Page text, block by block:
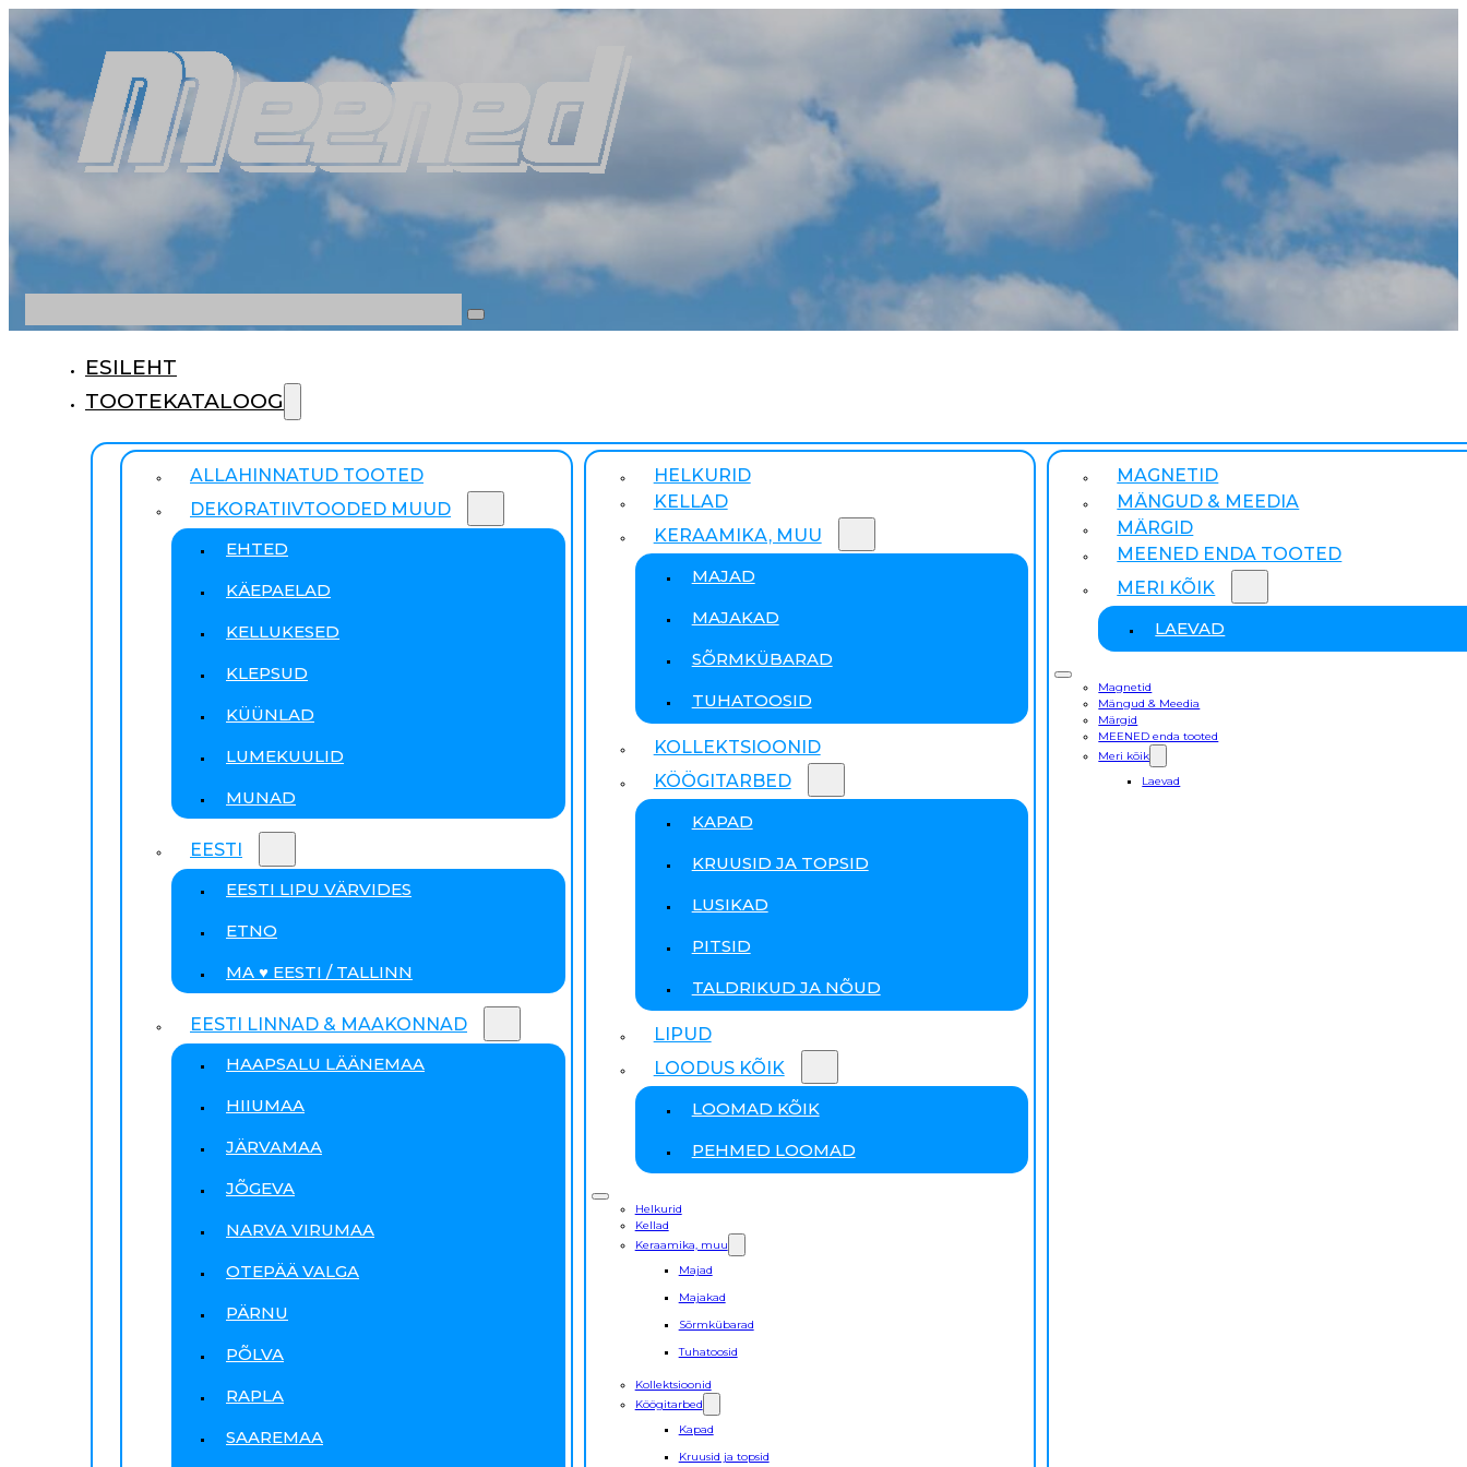
ESILEHT
TOOTEKATALOOG
ALLAHINNATUD TOOTED
DEKORATIIVTOODED MUUD
EHTED
KÄEPAELAD
KELLUKESED
KLEPSUD
KÜÜNLAD
LUMEKUULID
MUNAD
EESTI
EESTI LIPU VÄRVIDES
ETNO
MA ♥ EESTI / TALLINN
EESTI LINNAD & MAAKONNAD
HAAPSALU LÄÄNEMAA
HIIUMAA
JÄRVAMAA
JÕGEVA
NARVA VIRUMAA
OTEPÄÄ VALGA
PÄRNU
PÕLVA
RAPLA
SAAREMAA
HELKURID
KELLAD
KERAAMIKA, MUU
MAJAD
MAJAKAD
SÕRMKÜBARAD
TUHATOOSID
KOLLEKTSIOONID
KÖÖGITARBED
KAPAD
KRUUSID JA TOPSID
LUSIKAD
PITSID
TALDRIKUD JA NÕUD
LIPUD
LOODUS KÕIK
LOOMAD KÕIK
PEHMED LOOMAD
Helkurid
Kellad
Keraamika, muu
Majad
Majakad
Sõrmkübarad
Tuhatoosid
Kollektsioonid
Köögitarbed
Kapad
Kruusid ja topsid
MAGNETID
MÄNGUD & MEEDIA
MÄRGID
MEENED ENDA TOOTED
MERI KÕIK
LAEVAD
Magnetid
Mängud & Meedia
Märgid
MEENED enda tooted
Meri kõik
Laevad